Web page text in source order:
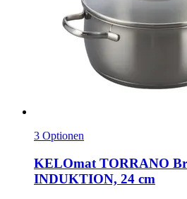
3 Optionen
KELOmat TORRANO
INDUKTION, 24 cm